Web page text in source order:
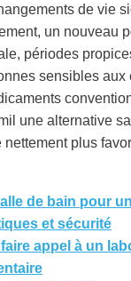
de vie
un nouveau
périodes
sensibles aux
une alternative
plus
de bain pour
et sécurité
faire appel à un